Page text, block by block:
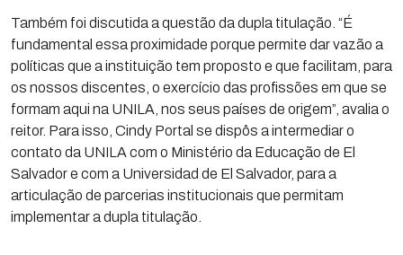
Também foi discutida a questão da dupla titulação. “É
fundamental essa proximidade porque permite dar vazão a
políticas que a instituição tem proposto e que facilitam, para
os nossos discentes, o exercício das profissões em que se
formam aqui na UNILA, nos seus países de origem”, avalia o
reitor. Para isso, Cindy Portal se dispôs a intermediar o
contato da UNILA com o Ministério da Educação de El
Salvador e com a Universidad de El Salvador, para a
articulação de parcerias institucionais que permitam
implementar a dupla titulação.